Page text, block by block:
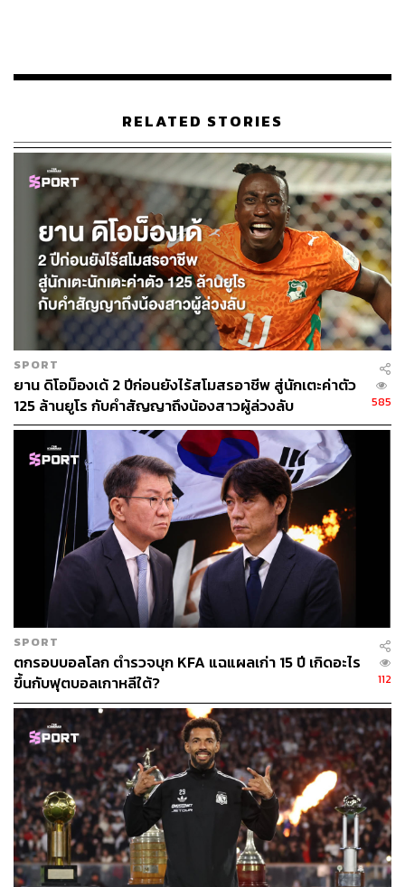
มิชู นักเตะมหัศจรรย์ชาวสเปน ผู้ไปมาเหมือนลมพัด
หลายคนอาจจะพอจำกันได้ แต่บางคนอาจจะงงว่ามิชูคนนี้
คือใคร?
มิชู เป็นกองหน้าชาวสเปนผู้สร้างปรากฏการณ์ในวงการ
ฟุตบอลพรีเมียร์ลีกเมื่อย้ายจากราโย บาเยกาโน มาอยู่กับส
วอนซีด้วยค่าตัวเพียงแค่ 2 ล้านปอนด์ เรียกได้ว่ามาแบบไม่มี
ใครรู้จัก แต่สามารถเขย่าลีกฟุตบอลที่ได้รับการยกย่องว่าดี
ที่สุดในโลกได้อย่างที่ไม่มีใครอยากเชื่อ
ผลงานของมิชูในเวลานั้นยอดเยี่ยมระดับไหน?
22 ประตูจากการลงสนาม 43 นัดรวมทุกฤดูกาล และที่สุด
ยอดที่สุดคือการยิงประตูสุดสวยให้สวอนซี คว่ำแบรดฟอร์ด
คว้าแชมป์ลีกคัพมาครองได้ ซึ่งยังเป็นแชมป์รายการใหญ่
รายการเดียวในประวัติศาสตร์ของสโมสรจากเวลส์
น่าเสียดายที่ความมหัศจรรย์ของมิชูเกิดขึ้นแค่เพียงฤดูกาล
เดียว หลังจากนั้นด้วยปัญหาอาการบาดเจ็บทำให้เขาไม่
สามารถกลับมาเป็นคนเดิมได้อีกเลยไม่ว่าจะย้ายไปอยู่ที่ไหน
ก็ตาม สุดท้ายก็กลายเป็นเรื่องเล่าของตำนาน ‘มหัศจรรย์
ฤดูกาลเดียว’ (One Season Wonder)
RELATED STORIES
SPORT
ยาน ดิโอม็องเด้ 2 ปีก่อนยังไร้สโมสรอาชีพ สู่นักเตะค่าตัว
125 ล้านยูโร กับคำสัญญาถึงน้องสาวผู้ล่วงลับ
585
SPORT
ตกรอบบอลโลก ตำรวจบุก KFA แฉแผลเก่า 15 ปี เกิดอะไร
ขึ้นกับฟุตบอลเกาหลีใต้?
112